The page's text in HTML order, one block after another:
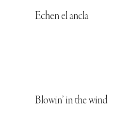
Echen el ancla
Blowin’ in the wind